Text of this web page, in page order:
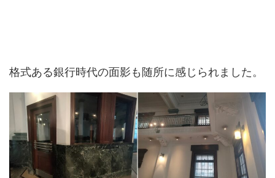
格式ある銀行時代の面影も随所に感じられました。